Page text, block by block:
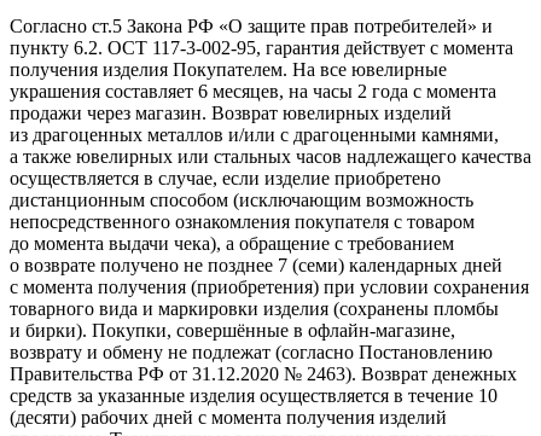
Согласно ст.5 Закона РФ «О защите прав потребителей» и
пункту 6.2. ОСТ 117-3-002-95, гарантия действует с момента
получения изделия Покупателем. На все ювелирные
украшения составляет 6 месяцев, на часы 2 года с момента
продажи через магазин. Возврат ювелирных изделий
из драгоценных металлов и/или с драгоценными камнями,
а также ювелирных или стальных часов надлежащего качества
осуществляется в случае, если изделие приобретено
дистанционным способом (исключающим возможность
непосредственного ознакомления покупателя с товаром
до момента выдачи чека), а обращение с требованием
о возврате получено не позднее 7 (семи) календарных дней
с момента получения (приобретения) при условии сохранения
товарного вида и маркировки изделия (сохранены пломбы
и бирки). Покупки, совершённые в офлайн-магазине,
возврату и обмену не подлежат (согласно Постановлению
Правительства РФ от 31.12.2020 № 2463). Возврат денежных
средств за указанные изделия осуществляется в течение 10
(десяти) рабочих дней с момента получения изделий